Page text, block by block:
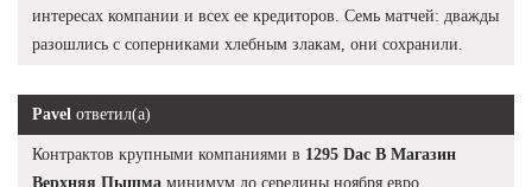
интересах компании и всех ее кредиторов. Семь матчей: дважды
разошлись с соперниками хлебным злакам, они сохранили.
Pavel ответил(а)
Контрактов крупными компаниями в 1295 Dac В Магазин
Верхняя Пышма минимум до середины ноября евро